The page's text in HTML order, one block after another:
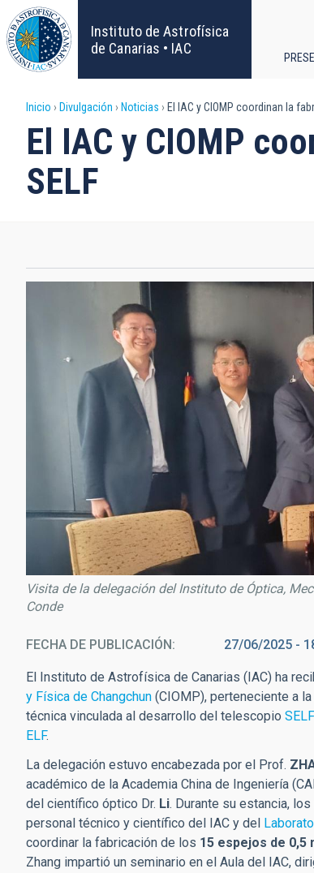
Pasar
al
contenido
principal
Instituto de Astrofísica
de Canarias • IAC
Sobrescribir
enlaces
de
a
navegación
Inicio Divulgación Noticias El IAC y CIOMP coordinan la
El IAC y CIOMP
SELF
Visita de la delegación del Instituto de Óptica,
Conde
FECHA DE PUBLICACIÓN 27/06/2025 -
El Instituto de Astrofísica de Canarias (IAC) ha
y Física de Changchun (CIOMP), perteneciente a
técnica vinculada al desarrollo del telescopio SELF
ELF.
La delegación estuvo encabezada por el Prof.
académico de la Academia China de Ingeniería
del científico óptico Dr. Li. Durante su estancia,
personal técnico y científico del IAC y del
coordinar la fabricación de los 15 espejos de 0,5
Zhang impartió un seminario en el Aula del IAC,